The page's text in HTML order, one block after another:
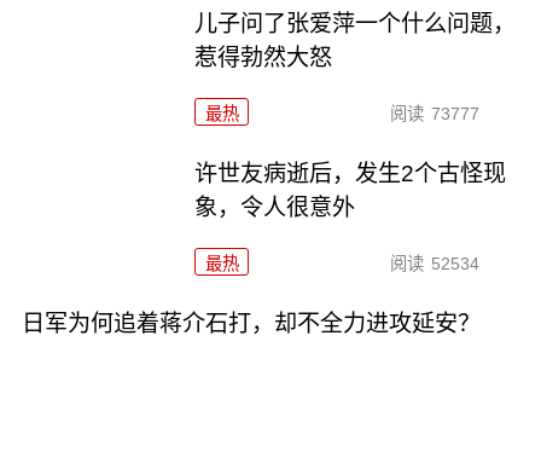
儿子问了张爱萍一个什么问题，
惹得勃然大怒
最热 阅读 73777
许世友病逝后，发生2个古怪现
象，令人很意外
最热 阅读 52534
日军为何追着蒋介石打，却不全力进攻延安？